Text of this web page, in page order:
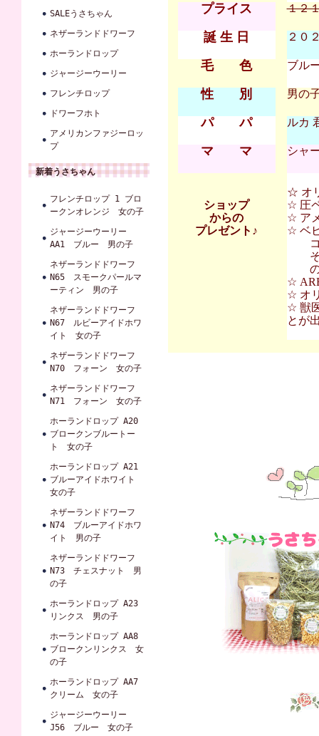
SALEうさちゃん
ネザーランドドワーフ
ホーランドロップ
ジャージーウーリー
フレンチロップ
ドワーフホト
アメリカンファジーロッ
プ
新着うさちゃん
フレンチロップ 1 ブロ
ークンオレンジ 女の子
ジャージーウーリー
AA1 ブルー 男の子
ネザーランドドワーフ
N65 スモークパールマ
ーティン 男の子
ネザーランドドワーフ
N67 ルビーアイドホワ
イト 女の子
ネザーランドドワーフ
N70 フォーン 女の子
ネザーランドドワーフ
N71 フォーン 女の子
ホーランドロップ A20
ブロークンブルートー
ト 女の子
ホーランドロップ A21
ブルーアイドホワイト
女の子
ネザーランドドワーフ
N74 ブルーアイドホワ
イト 男の子
ネザーランドドワーフ
N73 チェスナット 男
の子
ホーランドロップ A23
リンクス 男の子
ホーランドロップ AA8
ブロークンリンクス 女
の子
ホーランドロップ AA7
クリーム 女の子
ジャージーウーリー
J56 ブルー 女の子
プライス １２
誕 生 日 ２０
毛 色 ブル
性 別 男の
パ パ ルカ
マ マ シャ
ショップ
からの
プレゼント♪
☆ オ
☆ 圧
☆ ア
☆ ベ
コ
そ
の
☆
☆ オ
☆ 獣
とが